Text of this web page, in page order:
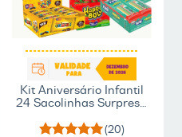
Kit Aniversário Infantil
24 Sacolinhas Surpresa
BRINDE(20)